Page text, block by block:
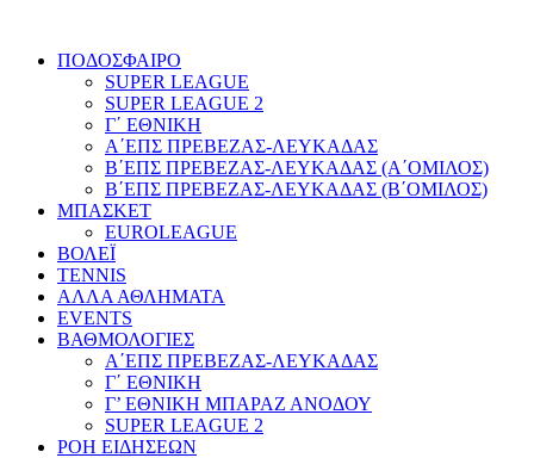
ΠΟΔΟΣΦΑΙΡΟ
SUPER LEAGUE
SUPER LEAGUE 2
Γ΄ ΕΘΝΙΚΗ
Α΄ΕΠΣ ΠΡΕΒΕΖΑΣ-ΛΕΥΚΑΔΑΣ
Β΄ΕΠΣ ΠΡΕΒΕΖΑΣ-ΛΕΥΚΑΔΑΣ (Α΄ΟΜΙΛΟΣ)
Β΄ΕΠΣ ΠΡΕΒΕΖΑΣ-ΛΕΥΚΑΔΑΣ (Β΄ΟΜΙΛΟΣ)
ΜΠΑΣΚΕΤ
EUROLEAGUE
ΒΟΛΕΪ
TENNIS
ΑΛΛΑ ΑΘΛΗΜΑΤΑ
EVENTS
ΒΑΘΜΟΛΟΓΙΕΣ
Α΄ΕΠΣ ΠΡΕΒΕΖΑΣ-ΛΕΥΚΑΔΑΣ
Γ΄ ΕΘΝΙΚΗ
Γ’ ΕΘΝΙΚΗ ΜΠΑΡΑΖ ΑΝΟΔΟΥ
SUPER LEAGUE 2
ΡΟΗ ΕΙΔΗΣΕΩΝ